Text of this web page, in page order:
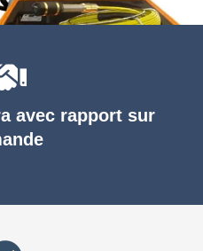
avec rapport sur